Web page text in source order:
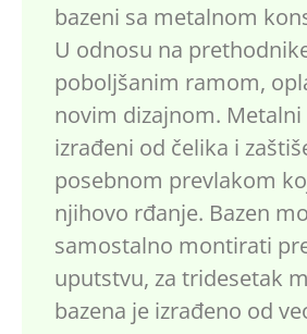
bazeni sa metalnom
U odnosu na
poboljšanim ramom,
novim dizajnom. Metalni
izrađeni od čelika i
posebnom prevlakom
njihovo rđanje. Bazen
samostalno montirati
uputstvu, za tridesetak
bazena je izrađeno od